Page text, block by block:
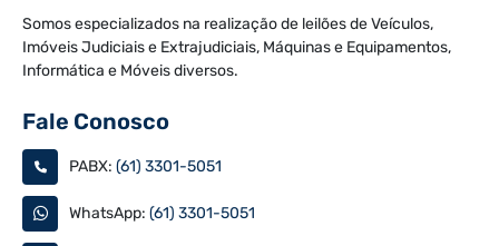
Somos especializados na realização de leilões de Veículos,
Imóveis Judiciais e Extrajudiciais, Máquinas e Equipamentos,
Informática e Móveis diversos.
Fale Conosco
PABX: (61) 3301-5051
WhatsApp: (61) 3301-5051